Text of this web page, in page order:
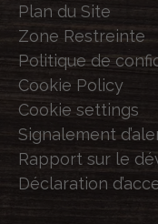
Plan du Site
Zone Restreinte
Politique de
Cookie Policy
Cookie settings
Signalement
Rapport sur le
Déclaration